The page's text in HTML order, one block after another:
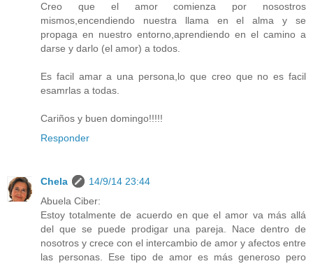
Creo que el amor comienza por nosostros
mismos,encendiendo nuestra llama en el alma y se
propaga en nuestro entorno,aprendiendo en el camino a
darse y darlo (el amor) a todos.
Es facil amar a una persona,lo que creo que no es facil
esamrlas a todas.
Cariños y buen domingo!!!!!
Responder
Chela
14/9/14 23:44
Abuela Ciber:
Estoy totalmente de acuerdo en que el amor va más allá
del que se puede prodigar una pareja. Nace dentro de
nosotros y crece con el intercambio de amor y afectos entre
las personas. Ese tipo de amor es más generoso pero